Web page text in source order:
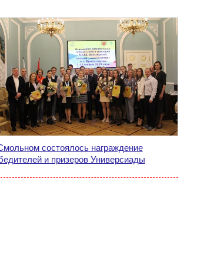
состоялось награждение
и призеров Универсиады